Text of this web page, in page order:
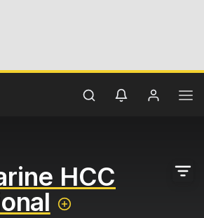
HCC